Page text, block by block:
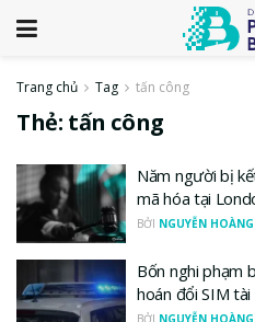
Trang chủ Tag tấn công
Thẻ: tấn công
Năm người bị
mã hóa tại
BỞI NGUYỄN HOÀNG
Bốn nghi phạm
hoán đổi SIM
BỞI NGUYỄN HOÀNG